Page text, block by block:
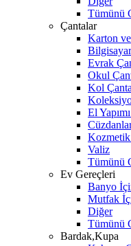
Tümünü
Çantalar
Karton
Evrak
Okul
Kol
El
Kozmetik
Valiz
Tümünü
Ev Gereçleri
Banyo
Mutfak
Diğer
Tümünü
Bardak,Kupa